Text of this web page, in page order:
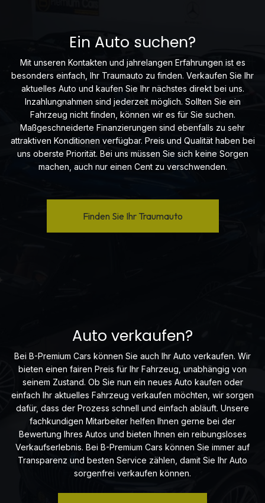
Ein Auto suchen?
Mit unseren Kontakten und jahrelangen Erfahrungen ist es
besonders einfach, Ihr Traumauto zu finden. Verkaufen Sie Ihr
aktuelles Auto und kaufen Sie Ihr nächstes direkt bei uns.
Inzahlungnahmen sind jederzeit möglich. Sollten Sie ein
Fahrzeug nicht finden, können wir es für Sie suchen.
Maßgeschneiderte Finanzierungen sind ebenfalls zu sehr
attraktiven Konditionen verfügbar. Preis und Qualität haben bei
uns oberste Priorität. Bei uns müssen Sie sich keine Sorgen
machen, auch nur einen Cent zu verschwenden.
Finden Sie Ihr Traumauto
Auto verkaufen?
Bei B-Premium Cars können Sie auch Ihr Auto verkaufen. Wir
bieten einen fairen Preis für Ihr Fahrzeug, unabhängig von
seinem Zustand. Ob Sie nun ein neues Auto kaufen oder
einfach Ihr aktuelles Fahrzeug verkaufen möchten, wir sorgen
dafür, dass der Prozess schnell und einfach abläuft. Unsere
fachkundigen Mitarbeiter helfen Ihnen gerne bei der
Bewertung Ihres Autos und bieten Ihnen ein reibungsloses
Verkaufserlebnis. Bei B-Premium Cars können Sie immer auf
Transparenz und besten Service zählen, damit Sie Ihr Auto
sorgenfrei verkaufen können.